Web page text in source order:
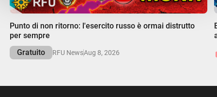
Punto di non ritorno: l'esercito russo è ormai distrutto
per sempre
Gratuito
RFU NewsAug 8, 2026